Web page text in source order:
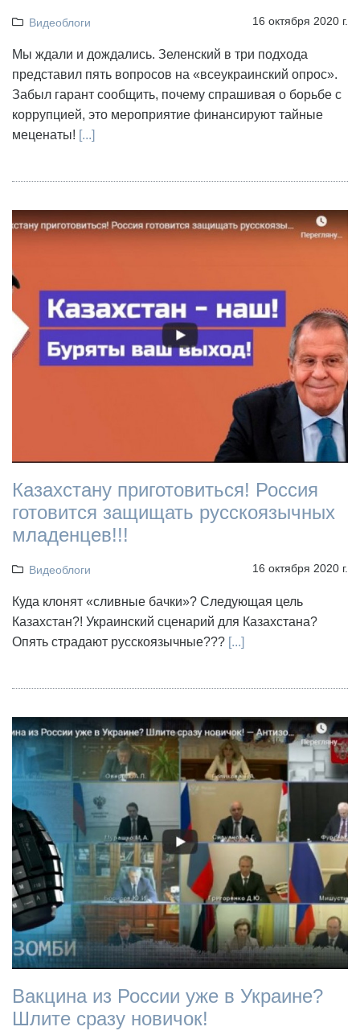
Видеоблоги 16 октября 2020 г.
Мы ждали и дождались. Зеленский в три подхода
представил пять вопросов на «всеукраинский опрос».
Забыл гарант сообщить, почему спрашивая о борьбе с
коррупцией, это мероприятие финансируют тайные
меценаты! [...]
Казахстану приготовиться! Россия
готовится защищать русскоязычных
младенцев!!!
Видеоблоги 16 октября 2020 г.
Куда клонят «сливные бачки»? Следующая цель
Казахстан?! Украинский сценарий для Казахстана?
Опять страдают русскоязычные??? [...]
Вакцина из России уже в Украине?
Шлите сразу новичок!